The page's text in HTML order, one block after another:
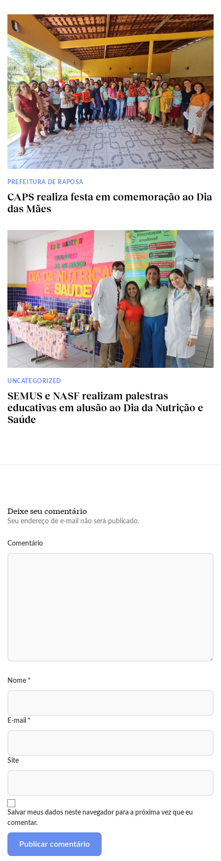
PREFEITURA DE RAPOSA
CAPS realiza festa em comemoração ao Dia
das Mães
UNCATEGORIZED
SEMUS e NASF realizam palestras
educativas em alusão ao Dia da Nutrição e
Saúde
Deixe seu comentário
Seu endereço de e-mail não será publicado.
Comentário
Nome *
E-mail *
Site
Salvar meus dados neste navegador para a próxima vez que eu
comentar.